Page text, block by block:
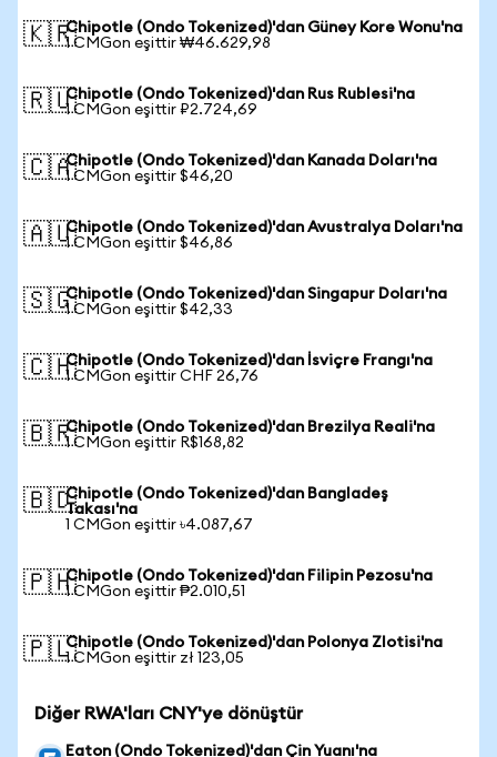
🇰🇷Chipotle (Ondo Tokenized)'dan Güney Kore Wonu'na
1 CMGon eşittir ₩46.629,98
🇷🇺Chipotle (Ondo Tokenized)'dan Rus Rublesi'na
1 CMGon eşittir ₽2.724,69
🇨🇦Chipotle (Ondo Tokenized)'dan Kanada Doları'na
1 CMGon eşittir $46,20
🇦🇺Chipotle (Ondo Tokenized)'dan Avustralya Doları'na
1 CMGon eşittir $46,86
🇸🇬Chipotle (Ondo Tokenized)'dan Singapur Doları'na
1 CMGon eşittir $42,33
🇨🇭Chipotle (Ondo Tokenized)'dan İsviçre Frangı'na
1 CMGon eşittir CHF 26,76
🇧🇷Chipotle (Ondo Tokenized)'dan Brezilya Reali'na
1 CMGon eşittir R$168,82
🇧🇩Chipotle (Ondo Tokenized)'dan Bangladeş
Takası'na
1 CMGon eşittir ৳4.087,67
🇵🇭Chipotle (Ondo Tokenized)'dan Filipin Pezosu'na
1 CMGon eşittir ₱2.010,51
🇵🇱Chipotle (Ondo Tokenized)'dan Polonya Zlotisi'na
1 CMGon eşittir zł 123,05
Diğer RWA'ları CNY'ye dönüştür
Eaton (Ondo Tokenized)'dan Çin Yuanı'na